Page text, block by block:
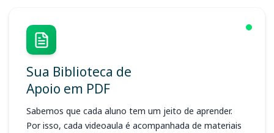
Sua Biblioteca de
Apoio em PDF
Sabemos que cada aluno tem um jeito de aprender.
Por isso, cada videoaula é acompanhada de materiais